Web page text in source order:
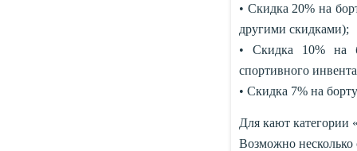
• Скидка 20% на
другими скидками);
• Скидка 10% на
спортивного
• Скидка 7% на
Для кают
Возможно несколько